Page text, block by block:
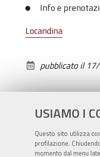
USIAMO I
Questo sito utilizza
profilazione.
momento dal menu
nell'ambito
del
Festival
Cultura
2021.
Info e
Locandina
pubblicato il